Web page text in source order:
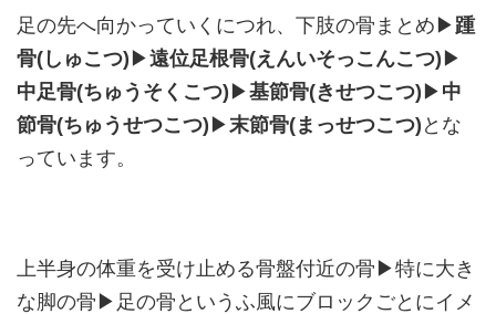
足の先へ向かっていくにつれ、下肢の骨まとめ▶ 踵
骨(しゅこつ) ▶遠位足根骨(えんいそっこんこつ) ▶
中足骨(ちゅうそくこつ) ▶基節骨(きせつこつ) ▶ 中
節骨(ちゅうせつこつ) ▶ 末節骨(まっせつこつ) とな
っています。
上半身の体重を受け止める骨盤付近の骨▶特に大き
な脚の骨▶足の骨というふ風にブロックごとにイメ